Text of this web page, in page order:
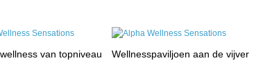
van topniveau Wellnesspaviljoen aan de vijver